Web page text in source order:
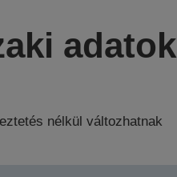
adatok
nélkül változhatnak